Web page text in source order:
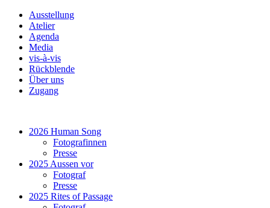
Ausstellung
Atelier
Agenda
Media
vis-à-vis
Rückblende
Über uns
Zugang
2026 Human Song
Fotografinnen
Presse
2025 Aussen vor
Fotograf
Presse
2025 Rites of Passage